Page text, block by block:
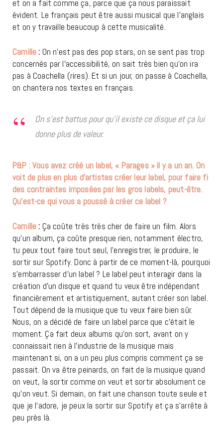
et on a fait comme ça, parce que ça nous paraissait
évident. Le français peut être aussi musical que l’anglais
et on y travaille beaucoup à cette musicalité.
Camille : On n’est pas des pop stars, on se sent pas trop
concernés par l’accessibilité, on sait très bien qu’on ira
pas à Coachella (rires). Et si un jour, on passe à Coachella,
on chantera nos textes en français.
On s’est battus pour qu’il existe ce disque et ça lui
donne plus de valeur.
P&P : Vous avez créé un label, « Parages » il y a un an. On
voit de plus en plus d’artistes créer leur label, pour faire fi
des contraintes imposées par les gros labels, peut-être.
Qu’est-ce qui vous a poussé à créer ce label ?
Camille : Ça coûte très très cher de faire un film. Alors
qu’un album, ça coûte presque rien, notamment électro,
tu peux tout faire tout seul, l’enregistrer, le produire, le
sortir sur Spotify. Donc à partir de ce moment-là, pourquoi
s’embarrasser d’un label ? Le label peut interagir dans la
création d’un disque et quand tu veux être indépendant
financièrement et artistiquement, autant créer son label.
Tout dépend de la musique que tu veux faire bien sûr.
Nous, on a décidé de faire un label parce que c’était le
moment. Ça fait deux albums qu’on sort, avant on y
connaissait rien à l’industrie de la musique mais
maintenant si, on a un peu plus compris comment ça se
passait. On va être peinards, on fait de la musique quand
on veut, la sortir comme on veut et sortir absolument ce
qu’on veut. Si demain, on fait une chanson toute seule et
que je l’adore, je peux la sortir sur Spotify et ça s’arrête à
peu près là.